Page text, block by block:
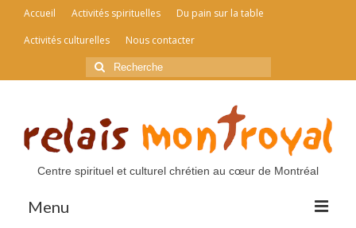
Accueil Activités spirituelles
Du pain sur la table
Activités culturelles
Nous contacter
Rechercher
:
Centre spirituel et culturel chrétien au cœur de Montréal
Menu